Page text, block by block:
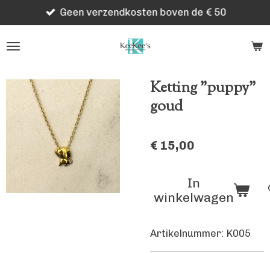
direct
naar
Geen verzendkosten boven de € 50
Ketting "puppy"
goud
€ 15,00
In
winkelwagen
Artikelnummer: K005